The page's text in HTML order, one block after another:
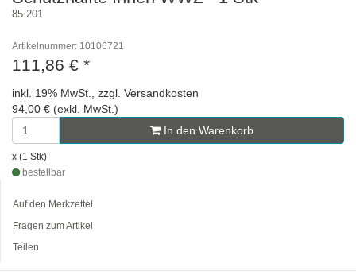
85.201
Artikelnummer: 10106721
111,86 € *
inkl. 19% MwSt., zzgl. Versandkosten
94,00 € (exkl. MwSt.)
In den Warenkorb
x (1 Stk)
bestellbar
Auf den Merkzettel
Fragen zum Artikel
Teilen